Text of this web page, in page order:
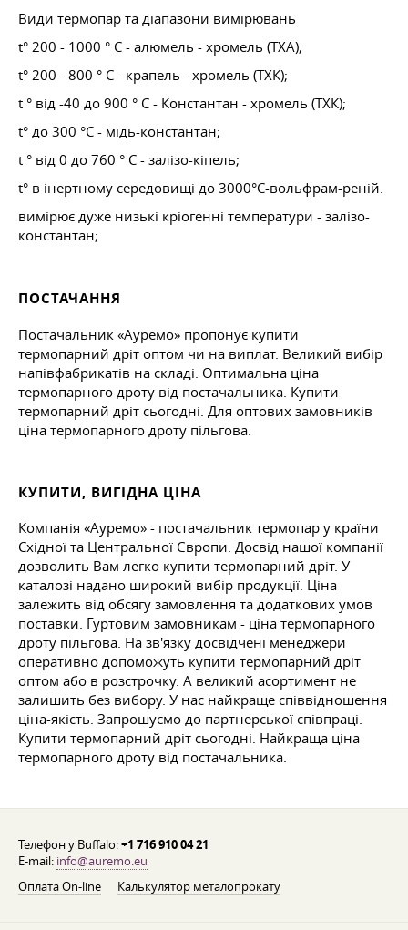
Види термопар та діапазони вимірювань
t° 200 - 1000 ° C - алюмель - хромель (ТХА);
t° 200 - 800 ° C - крапель - хромель (ТХК);
t ° від -40 до 900 ° C - Константан - хромель (ТХК);
t° до 300 °C - мідь-константан;
t ° від 0 до 760 ° C - залізо-кіпель;
t° в інертному середовищі до 3000°C-вольфрам-реній.
вимірює дуже низькі кріогенні температури - залізо-
константан;
ПОСТАЧАННЯ
Постачальник «Ауремо» пропонує купити
термопарний дріт оптом чи на виплат. Великий вибір
напівфабрикатів на складі. Оптимальна ціна
термопарного дроту від постачальника. Купити
термопарний дріт сьогодні. Для оптових замовників
ціна термопарного дроту пільгова.
КУПИТИ, ВИГІДНА ЦІНА
Компанія «Ауремо» - постачальник термопар у країни
Східної та Центральної Європи. Досвід нашої компанії
дозволить Вам легко купити термопарний дріт. У
каталозі надано широкий вибір продукції. Ціна
залежить від обсягу замовлення та додаткових умов
поставки. Гуртовим замовникам - ціна термопарного
дроту пільгова. На зв'язку досвідчені менеджери
оперативно допоможуть купити термопарний дріт
оптом або в розстрочку. А великий асортимент не
залишить без вибору. У нас найкраще співвідношення
ціна-якість. Запрошуємо до партнерської співпраці.
Купити термопарний дріт сьогодні. Найкраща ціна
термопарного дроту від постачальника.
Телефон у Buffalo:+1 716 910 04 21
E-mail: info@auremo.eu
Оплата On-line
Калькулятор металопрокату